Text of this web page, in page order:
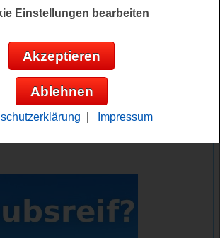
bald unter der kanarischen Sonne
verlost eine traumhafte
Reise
Einstellungen bearbeiten
Akzeptieren
Ablehnen
Impressum